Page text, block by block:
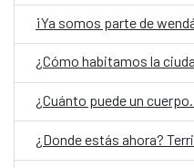
¡Ya somos parte de
¿Cómo habitamos la
¿Cuánto puede un